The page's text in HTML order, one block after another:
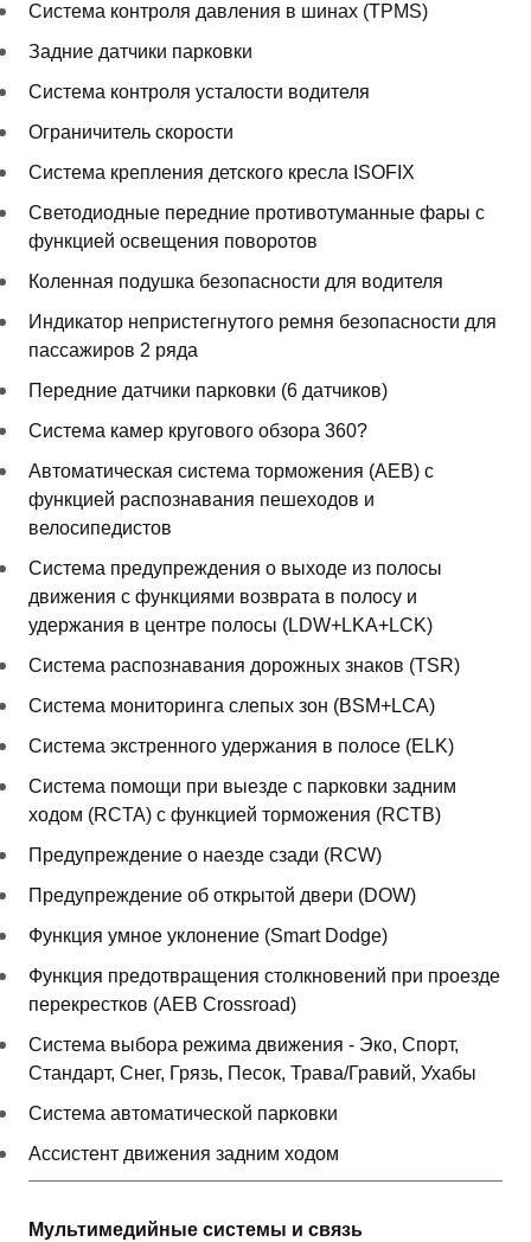
Система контроля давления в шинах (TPMS)
Задние датчики парковки
Система контроля усталости водителя
Ограничитель скорости
Система крепления детского кресла ISOFIX
Светодиодные передние противотуманные фары с
функцией освещения поворотов
Коленная подушка безопасности для водителя
Индикатор непристегнутого ремня безопасности для
пассажиров 2 ряда
Передние датчики парковки (6 датчиков)
Система камер кругового обзора 360?
Автоматическая система торможения (AEB) с
функцией распознавания пешеходов и
велосипедистов
Система предупреждения о выходе из полосы
движения с функциями возврата в полосу и
удержания в центре полосы (LDW+LKA+LCK)
Система распознавания дорожных знаков (TSR)
Cистема мониторинга слепых зон (BSM+LCA)
Система экстренного удержания в полосе (ELK)
Система помощи при выезде с парковки задним
ходом (RCTA) с функцией торможения (RCTB)
Предупреждение о наезде сзади (RCW)
Предупреждение об открытой двери (DOW)
Функция умное уклонение (Smart Dodge)
Функция предотвращения столкновений при проезде
перекрестков (AEB Crossroad)
Система выбора режима движения - Эко, Спорт,
Стандарт, Снег, Грязь, Песок, Трава/Гравий, Ухабы
Система автоматической парковки
Ассистент движения задним ходом
Мультимедийные системы и связь